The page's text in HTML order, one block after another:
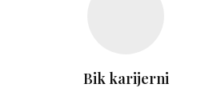
Bik karijerni